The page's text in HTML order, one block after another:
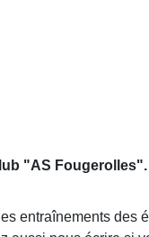
"AS Fougerolles".
entraînements des